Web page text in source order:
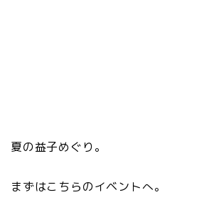
夏の益子めぐり。
まずはこちらのイベントへ。